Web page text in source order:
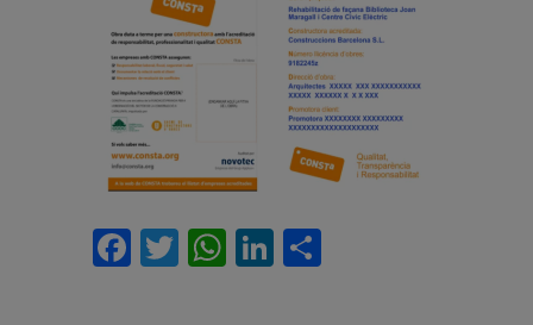
Facebook
Twitter
WhatsApp
LinkedIn